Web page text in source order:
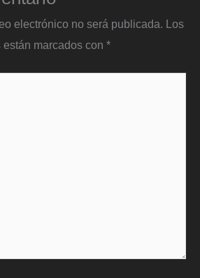
electrónico no será publicada. Los
marcados con *